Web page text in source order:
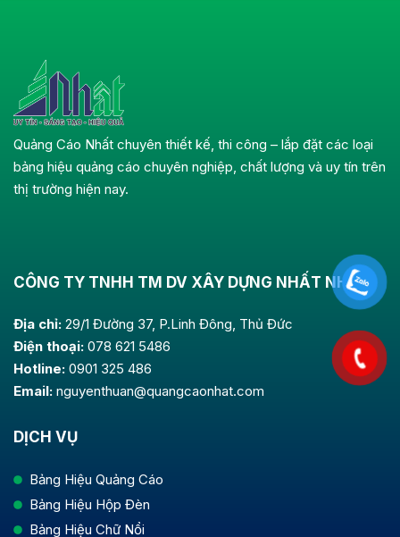
Quảng Cáo Nhất chuyên thiết kế, thi công – lắp đặt các loại
bảng hiệu quảng cáo chuyên nghiệp, chất lượng và uy tín trên
thị trường hiện nay.
CÔNG TY TNHH TM DV XÂY DỰNG NHẤT NHẤT
Địa chỉ: 29/1 Đường 37, P.Linh Đông, Thủ Đức
Điện thoại: 078 621 5486
Hotline: 0901 325 486
Email: nguyenthuan@quangcaonhat.com
DỊCH VỤ
Bảng Hiệu Quảng Cáo
Bảng Hiệu Hộp Đèn
Bảng Hiệu Chữ Nổi